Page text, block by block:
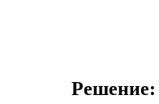
Решение: